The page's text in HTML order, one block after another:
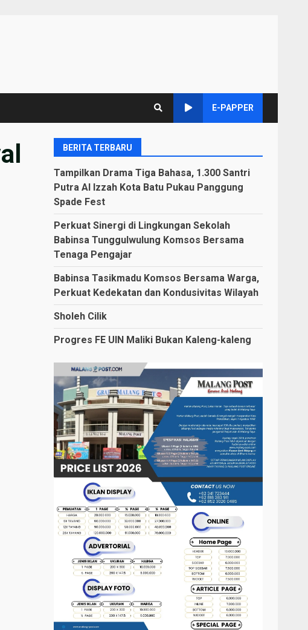
E-PAPPER
BERITA TERBARU
Tampilkan Drama Tiga Bahasa, 1.300 Santri
Putra Al Izzah Kota Batu Pukau Panggung
Spade Fest
Perkuat Sinergi di Lingkungan Sekolah
Babinsa Tunggulwulung Komsos Bersama
Tenaga Pengajar
Babinsa Tasikmadu Komsos Bersama Warga,
Perkuat Kedekatan dan Kondusivitas Wilayah
Sholeh Cilik
Progres FE UIN Maliki Bukan Kaleng-kaleng